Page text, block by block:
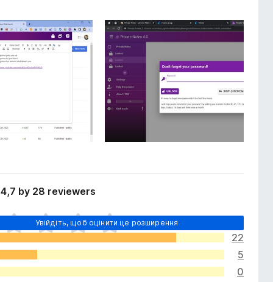
by 28 reviewers
Увійдіть, щоб оцінити це розширення
22
5
0